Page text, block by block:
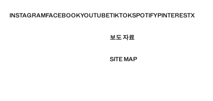
INSTAGRAMFACEBOOKYOUTUBETIKTOKSPOTIFYPINTERESTX
보도 자료
SITE MAP